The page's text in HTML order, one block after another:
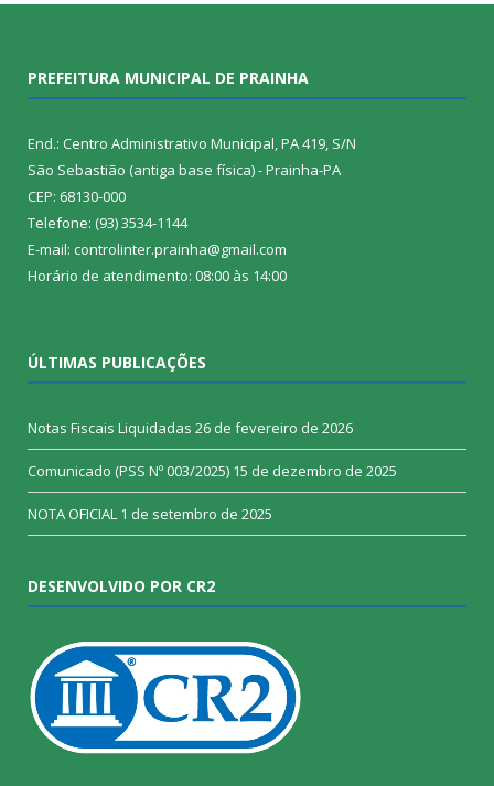
PREFEITURA MUNICIPAL DE PRAINHA
End.: Centro Administrativo Municipal, PA 419, S/N
São Sebastião (antiga base física) - Prainha-PA
CEP: 68130-000
Telefone: (93) 3534-1144
E-mail: controlinter.prainha@gmail.com
Horário de atendimento: 08:00 às 14:00
ÚLTIMAS PUBLICAÇÕES
Notas Fiscais Liquidadas 26 de fevereiro de 2026
Comunicado (PSS Nº 003/2025) 15 de dezembro de 2025
NOTA OFICIAL 1 de setembro de 2025
DESENVOLVIDO POR CR2